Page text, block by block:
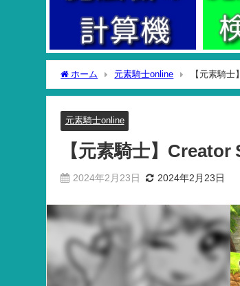
ホーム 元素騎士online 【元素騎士
元素騎士online
【元素騎士】Creator
2024年2月23日 2024年2月23日